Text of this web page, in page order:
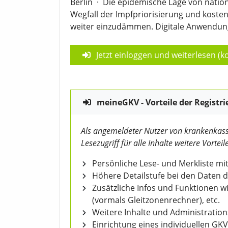
Wegfall der Impfpriorisierung und
weiter einzudämmen. Digitale
Jetzt einloggen und weiterlesen
meineGKV - Vorteile der
Als angemeldeter Nutzer von
Lesezugriff für alle Inhalte weitere
Persönliche Lese- und Merkliste
Höhere Detailstufe bei den Daten
Zusätzliche Infos und Funktionen
(vormals Gleitzonenrechner), etc.
Weitere Inhalte und
Einrichtung eines individuellen